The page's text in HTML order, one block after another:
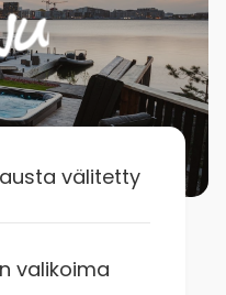
välitetty
valikoima